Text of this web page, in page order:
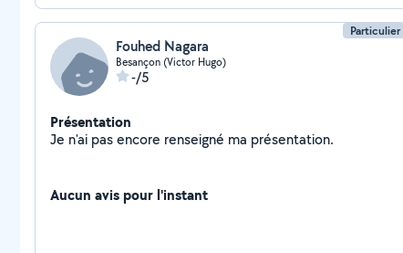
Particulier
Fouhed Nagara
Besançon (Victor Hugo)
-/5
Présentation
Je n'ai pas encore renseigné ma présentation.
Aucun avis pour l'instant